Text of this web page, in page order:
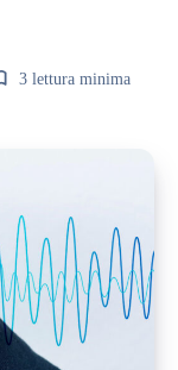
3 lettura minima